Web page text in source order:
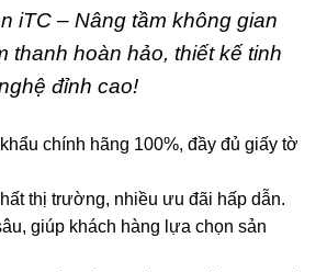
iTC – Nâng tầm không gian
thanh hoàn hảo, thiết kế tinh
đỉnh cao!
chính hãng 100%, đầy đủ giấy tờ
thị trường, nhiều ưu đãi hấp dẫn.
giúp khách hàng lựa chọn sản